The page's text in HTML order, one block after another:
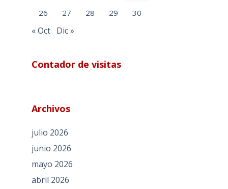
26 27 28 29 30
« Oct Dic »
Contador de visitas
Archivos
julio 2026
junio 2026
mayo 2026
abril 2026